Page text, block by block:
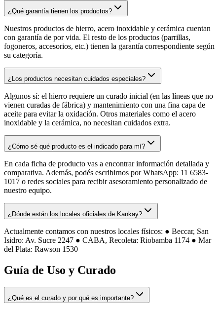
¿Qué garantía tienen los productos?
Nuestros productos de hierro, acero inoxidable y cerámica cuentan
con garantía de por vida. El resto de los productos (parrillas,
fogoneros, accesorios, etc.) tienen la garantía correspondiente según
su categoría.
¿Los productos necesitan cuidados especiales?
Algunos sí: el hierro requiere un curado inicial (en las líneas que no
vienen curadas de fábrica) y mantenimiento con una fina capa de
aceite para evitar la oxidación. Otros materiales como el acero
inoxidable y la cerámica, no necesitan cuidados extra.
¿Cómo sé qué producto es el indicado para mí?
En cada ficha de producto vas a encontrar información detallada y
comparativa. Además, podés escribirnos por WhatsApp: 11 6583-
1017 o redes sociales para recibir asesoramiento personalizado de
nuestro equipo.
¿Dónde están los locales oficiales de Kankay?
Actualmente contamos con nuestros locales físicos: ● Beccar, San
Isidro: Av. Sucre 2247 ● CABA, Recoleta: Riobamba 1174 ● Mar
del Plata: Rawson 1530
Guía de Uso y Curado
¿Qué es el curado y por qué es importante?